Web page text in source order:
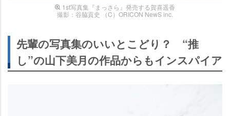
1st写真集『まっさら』発売する賀喜遥香
撮影：谷脇貢史 （C）ORICON NewS inc.
先輩の写真集のいいとこどり？ “推
し”の山下美月の作品からもインスパイア